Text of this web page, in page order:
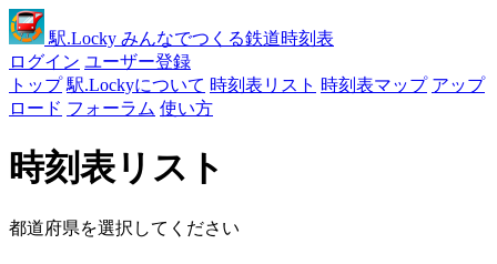
駅.Locky みんなでつくる鉄道時刻表
ログイン ユーザー登録
トップ 駅.Lockyについて 時刻表リスト 時刻表マップ アップ
ロード フォーラム 使い方
時刻表リスト
都道府県を選択してください